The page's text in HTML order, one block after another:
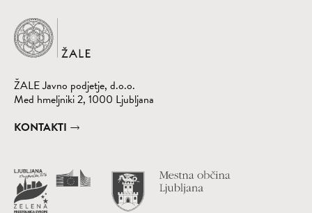
Domov
ŽALE Javno podjetje, d.o.o.
Med hmeljniki 2, 1000 Ljubljana
KONTAKTI